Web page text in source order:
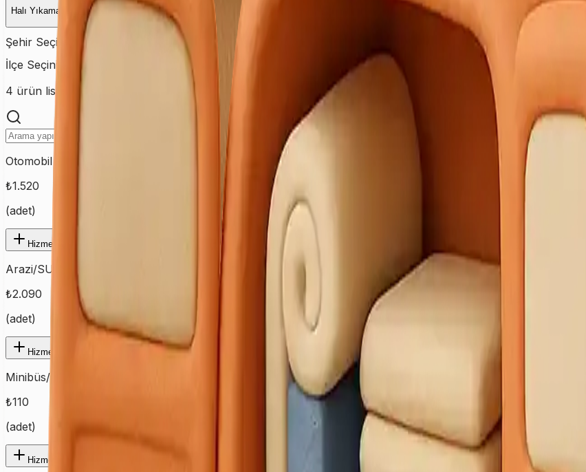
Halı Yıkama Kuru Temizleme Koltuk Yıkama Yatak Yıkama Yerinde Halı Yıkama Araç Koltuk Yıkama
Şehir Seçiniz NEVŞEHİR
İlçe Seçiniz
4 ürün listeleniyor
Otomobil
₺1.520
(adet)
Hizmet Ekle
Arazi/SUV/Pickup
₺2.090
(adet)
Hizmet Ekle
Minibüs/Midibüs
₺110
(adet)
Hizmet Ekle